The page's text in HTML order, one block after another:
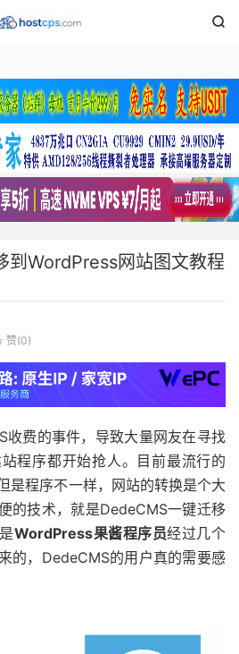

到WordPress网站图文教程
赞(0)
收费的事件，导致大量网友在寻找
程序都开始抢人。目前最流行的
是程序不一样，网站的转换是个大
的技术，就是DedeCMS一键迁移
WordPress果酱程序员经过几个
的，DedeCMS的用户真的需要感